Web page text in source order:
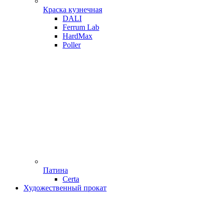
Краска кузнечная
DALI
Ferrum Lab
HardMax
Poller
Патина
Certa
Художественный прокат